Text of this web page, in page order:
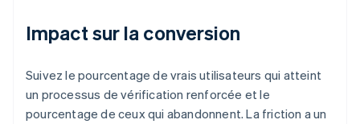
Impact sur la conversion
Suivez le pourcentage de vrais utilisateurs qui atteint
un processus de vérification renforcée et le
pourcentage de ceux qui abandonnent. La friction a un